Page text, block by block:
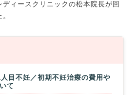
ディースクリニックの松本院長が回
目不妊／初期不妊治療の費用や
て